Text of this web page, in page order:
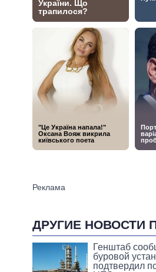
ДРУГИЕ НОВОСТИ
Генштаб
буровой
подтвердил